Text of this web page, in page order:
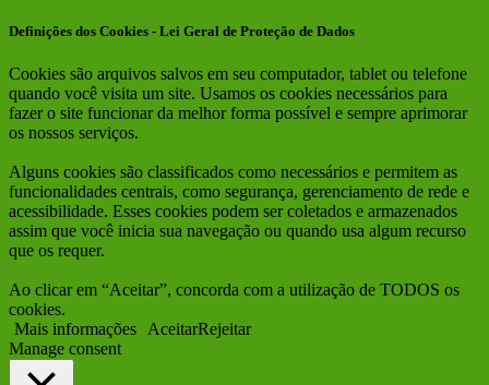
Definições dos Cookies - Lei Geral de Proteção de Dados
Cookies são arquivos salvos em seu computador, tablet ou telefone
quando você visita um site. Usamos os cookies necessários para
fazer o site funcionar da melhor forma possível e sempre aprimorar
os nossos serviços.
Alguns cookies são classificados como necessários e permitem as
funcionalidades centrais, como segurança, gerenciamento de rede e
acessibilidade. Esses cookies podem ser coletados e armazenados
assim que você inicia sua navegação ou quando usa algum recurso
que os requer.
Ao clicar em “Aceitar”, concorda com a utilização de TODOS os
cookies.
Mais informações
AceitarRejeitar
Manage consent